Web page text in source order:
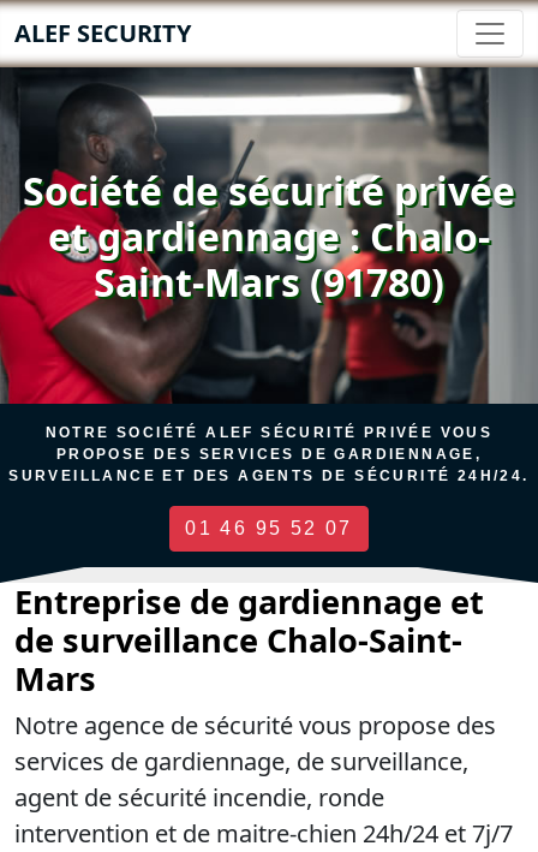
ALEF SECURITY
Société de sécurité privée
et gardiennage : Chalo-
Saint-Mars (91780)
NOTRE SOCIÉTÉ ALEF SÉCURITÉ PRIVÉE VOUS
PROPOSE DES SERVICES DE GARDIENNAGE,
SURVEILLANCE ET DES AGENTS DE SÉCURITÉ 24H/24.
01 46 95 52 07
Entreprise de gardiennage et
de surveillance Chalo-Saint-
Mars
Notre agence de sécurité vous propose des
services de gardiennage, de surveillance,
agent de sécurité incendie, ronde
intervention et de maitre-chien 24h/24 et 7j/7